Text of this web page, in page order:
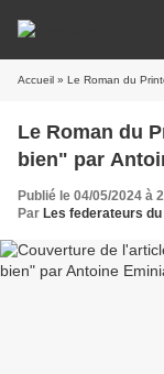
Accueil » Le Roman du
Le Roman du
bien" par
Publié le 04/05/2024 à
Par Les federateurs